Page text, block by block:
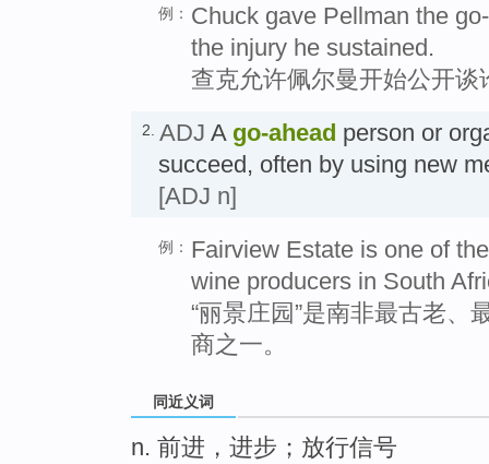
例： Chuck gave Pellman the
the injury he sustained.
查克允许佩尔曼开始公开谈
2. ADJ A go-ahead person or
succeed, often by using new
[ADJ n]
例： Fairview Estate is one of
wine producers in South
“丽景庄园”是南非最古老、
商之一。
同近义词
n. 前进，进步；放行信号